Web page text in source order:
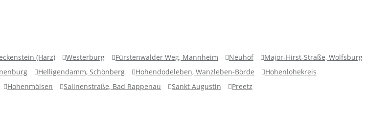
(Harz) Westerburg Fürstenwalder Weg, Mannheim Neuhof
Major-Hirst-Straße, Wolfsburg
Helligendamm, Schönberg Hohendodeleben, Wanzleben-Börde
Hohenlohekreis
Hohenmölsen Salinenstraße, Bad Rappenau Sankt Augustin
Preetz